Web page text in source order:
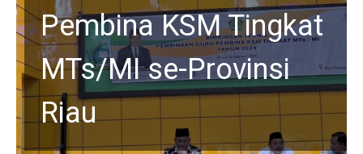
Pembina KSM Tingkat
MTs/MI se-Provinsi
Riau